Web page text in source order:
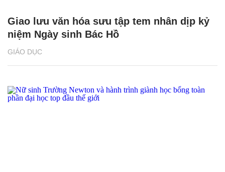
GIÁO DỤC
Giao lưu văn hóa sưu tập tem nhân dịp kỷ
niệm Ngày sinh Bác Hồ